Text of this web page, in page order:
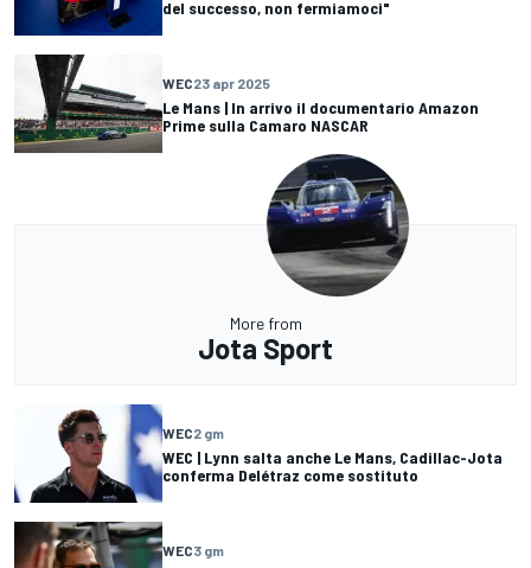
del successo, non fermiamoci"
WEC23 apr 2025
Le Mans | In arrivo il documentario Amazon
Prime sulla Camaro NASCAR
More from
Jota Sport
WEC2 gm
WEC | Lynn salta anche Le Mans, Cadillac-Jota
conferma Delétraz come sostituto
WEC3 gm